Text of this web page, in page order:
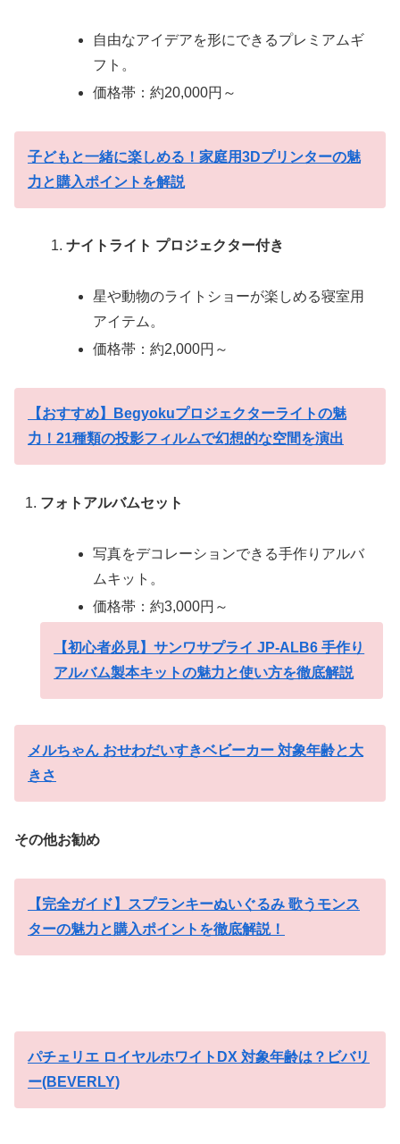
自由なアイデアを形にできるプレミアムギ
フト。
価格帯：約20,000円～
子どもと一緒に楽しめる！家庭用3Dプリンターの魅
力と購入ポイントを解説
ナイトライト プロジェクター付き
星や動物のライトショーが楽しめる寝室用
アイテム。
価格帯：約2,000円～
【おすすめ】Begyokuプロジェクターライトの魅
力！21種類の投影フィルムで幻想的な空間を演出
フォトアルバムセット
写真をデコレーションできる手作りアルバ
ムキット。
価格帯：約3,000円～
【初心者必見】サンワサプライ JP-ALB6 手作り
アルバム製本キットの魅力と使い方を徹底解説
メルちゃん おせわだいすきベビーカー 対象年齢と大
きさ
その他お勧め
【完全ガイド】スプランキーぬいぐるみ 歌うモンス
ターの魅力と購入ポイントを徹底解説！
パチェリエ ロイヤルホワイトDX 対象年齢は？ビバリ
ー(BEVERLY)